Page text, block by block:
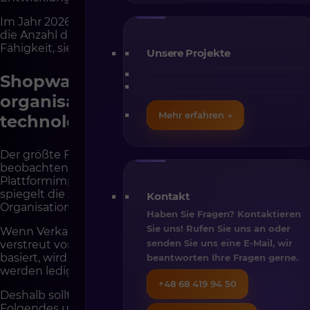
Unsere Projekte
Mehr erfahren →
Kontakt
Haben Sie Fragen? Kontaktieren
Sie uns! Rufen Sie uns an oder
senden Sie uns eine E-Mail, wir
beantworten Ihre Fragen gerne.
+48 68 419 94 50
Im Jahr 2026 entsteht Wettbewerbsvorteil nicht durch
die Anzahl der Funktionen, sondern durch die
Fähigkeit, sie sicher weiterzuentwickeln.
Shopware-Implementierung als
organisatorisches und nicht nur
technologisches Projekt
Der größte Fehler, den wir bei E-Commerce-Projekten
beobachten, ist die Behandlung der
Plattformimplementierung als reine IT-Aufgabe. Dabei
spiegelt die Systemarchitektur die
Organisationsstruktur des Unternehmens wider.
Wenn Verkaufsprozesse ungeordnet sind, Preislisten
verstreut vorliegen und Rabattpolitik auf Ausnahmen
basiert, wird keine Plattform diese Probleme lösen. Sie
werden lediglich in ein neues System übertragen.
Deshalb sollte eine Shopware-Implementierung